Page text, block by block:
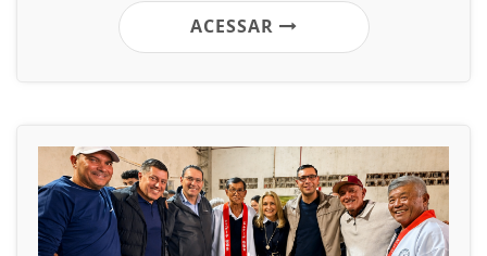
ACESSAR